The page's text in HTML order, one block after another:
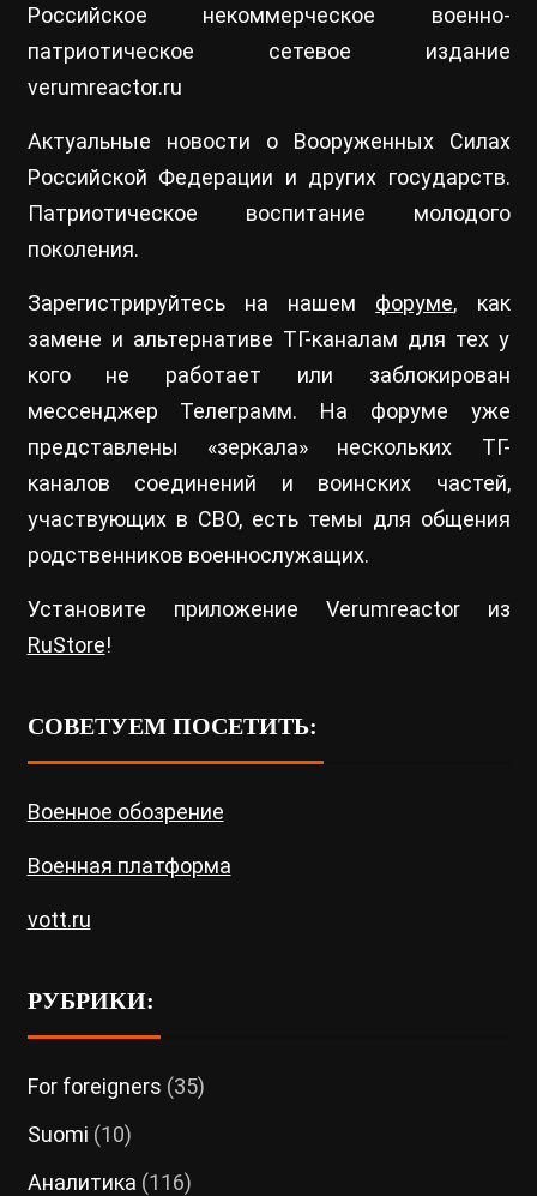
Российское некоммерческое военно-
патриотическое сетевое издание
verumreactor.ru
Актуальные новости о Вооруженных Силах
Российской Федерации и других государств.
Патриотическое воспитание молодого
поколения.
Зарегистрируйтесь на нашем форуме, как
замене и альтернативе ТГ-каналам для тех у
кого не работает или заблокирован
мессенджер Телеграмм. На форуме уже
представлены «зеркала» нескольких ТГ-
каналов соединений и воинских частей,
участвующих в СВО, есть темы для общения
родственников военнослужащих.
Установите приложение Verumreactor из
RuStore!
СОВЕТУЕМ ПОСЕТИТЬ:
Военное обозрение
Военная платформа
vott.ru
РУБРИКИ:
For foreigners (35)
Suomi (10)
Аналитика (116)